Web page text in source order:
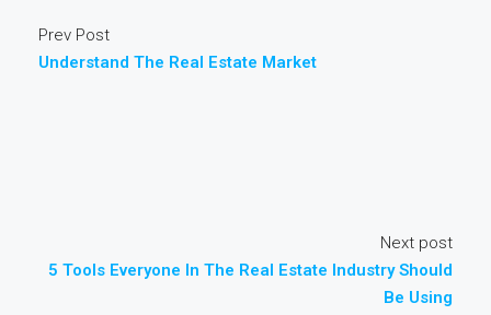
Prev Post
Understand The Real Estate Market
Next post
5 Tools Everyone In The Real Estate Industry Should
Be Using